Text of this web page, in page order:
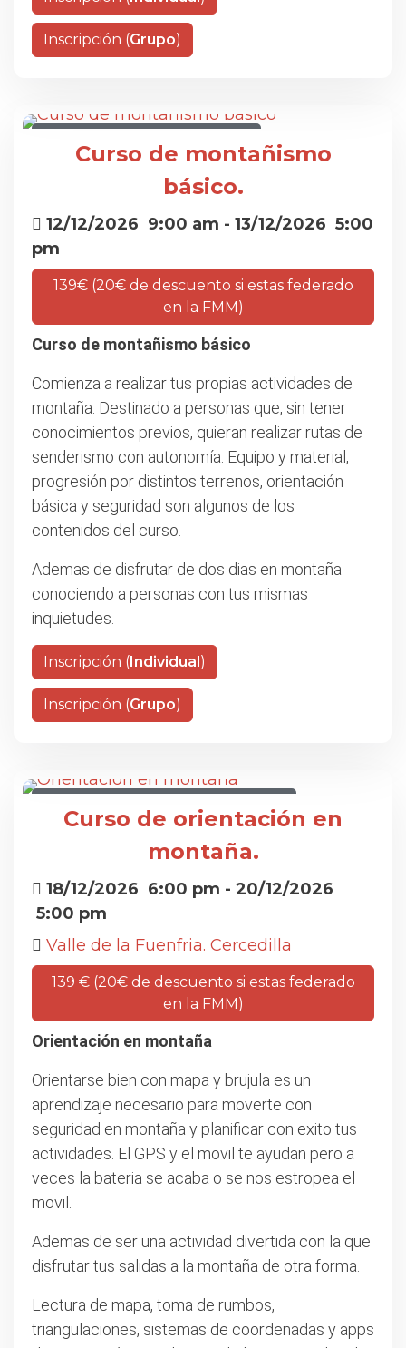
Inscripción (Grupo)
Curso de montañismo
básico.
12/12/2026 9:00 am - 13/12/2026 5:00
pm
139€ (20€ de descuento si estas federado
en la FMM)
Curso de montañismo básico
Comienza a realizar tus propias actividades de
montaña. Destinado a personas que, sin tener
conocimientos previos, quieran realizar rutas de
senderismo con autonomía. Equipo y material,
progresión por distintos terrenos, orientación
básica y seguridad son algunos de los
contenidos del curso.
Ademas de disfrutar de dos dias en montaña
conociendo a personas con tus mismas
inquietudes.
Inscripción (Individual)
Inscripción (Grupo)
Curso de orientación en
montaña.
18/12/2026 6:00 pm - 20/12/2026
5:00 pm
Valle de la Fuenfria. Cercedilla
139 € (20€ de descuento si estas federado
en la FMM)
Orientación en montaña
Orientarse bien con mapa y brujula es un
aprendizaje necesario para moverte con
seguridad en montaña y planificar con exito tus
actividades. El GPS y el movil te ayudan pero a
veces la bateria se acaba o se nos estropea el
movil.
Ademas de ser una actividad divertida con la que
disfrutar tus salidas a la montaña de otra forma.
Lectura de mapa, toma de rumbos,
triangulaciones, sistemas de coordenadas y apps